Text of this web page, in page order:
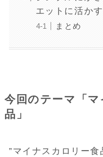
エットに活かす
まとめ
今回のテーマ「
品」
”マイナスカロリー